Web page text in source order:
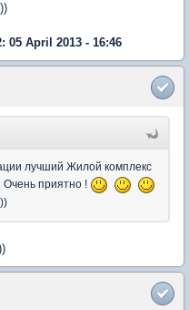
05 April 2013 - 16:46
лучший Жилой комплекс
приятно !